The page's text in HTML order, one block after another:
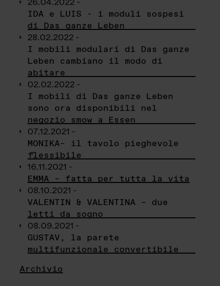
IDA e LUIS - i moduli sospesi
di Das ganze Leben
28.02.2022 -
I mobili modulari di Das ganze
Leben cambiano il modo di
abitare
02.02.2022 -
I mobili di Das ganze Leben
sono ora disponibili nel
negozio smow a Essen
07.12.2021 -
MONIKA– il tavolo pieghevole
flessibile
16.11.2021 -
EMMA – fatta per tutta la vita
08.10.2021 -
VALENTIN & VALENTINA – due
letti da sogno
08.09.2021 -
GUSTAV, la parete
multifunzionale convertibile
Archivio